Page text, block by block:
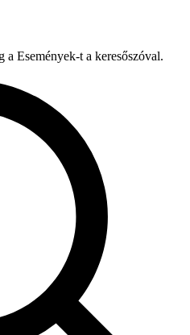
a Események-t a keresőszóval.